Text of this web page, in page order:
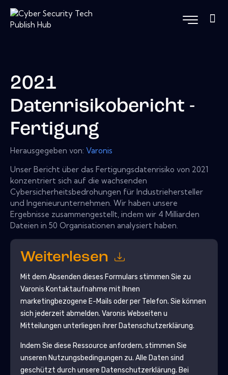
2021
Datenrisikobericht -
Fertigung
Herausgegeben von: Varonis
Unser Bericht über das Fertigungsdatenrisiko von 2021
konzentriert sich auf die wachsenden
Cybersicherheitsbedrohungen für Industriehersteller
und Ingenieurunternehmen. Wir haben unsere
Ergebnisse zusammengestellt, indem wir 4 Milliarden
Dateien in 50 Organisationen analysiert haben.
Weiterlesen
Mit dem Absenden dieses Formulars stimmen Sie zu
Varonis Kontaktaufnahme mit Ihnen
marketingbezogene E-Mails oder per Telefon. Sie können
sich jederzeit abmelden. Varonis Webseiten u
Mitteilungen unterliegen ihrer Datenschutzerklärung.
Indem Sie diese Ressource anfordern, stimmen Sie
unseren Nutzungsbedingungen zu. Alle Daten sind
geschützt durch unsere Datenschutzerklärung. Bei